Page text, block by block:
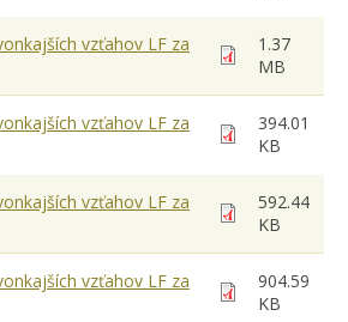
vzťahov LF za
1.37
MB
vzťahov LF za
394.01
KB
vzťahov LF za
592.44
KB
vzťahov LF za
904.59
KB